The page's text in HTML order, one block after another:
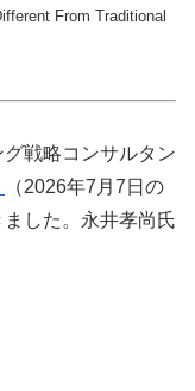
From Traditional
戦略コンサルタン
（2026年7月7日の
した。永井孝尚氏